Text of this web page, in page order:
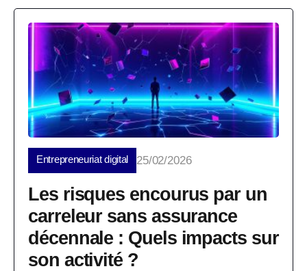
Entrepreneuriat digital 25/02/2026
Les risques encourus par un
carreleur sans assurance
décennale : Quels impacts sur
son activité ?